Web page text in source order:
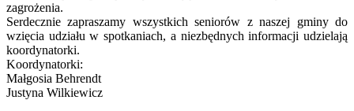
zagrożenia.
Serdecznie zapraszamy wszystkich seniorów z naszej gminy do
wzięcia udziału w spotkaniach, a niezbędnych informacji udzielają
koordynatorki.
Koordynatorki:
Małgosia Behrendt
Justyna Wilkiewicz